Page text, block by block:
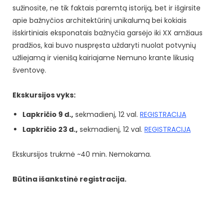
sužinosite, ne tik faktais paremtą istoriją, bet ir išgirsite
apie bažnyčios architektūrinį unikalumą bei kokiais
išskirtiniais eksponatais bažnyčia garsėjo iki XX amžiaus
pradžios, kai buvo nuspręsta uždaryti nuolat potvynių
užliejamą ir vienišą kairiajame Nemuno krante likusią
šventovę.
Ekskursijos vyks:
Lapkričio 9 d., sekmadienį, 12 val. REGISTRACIJA
Lapkričio 23 d., sekmadienį, 12 val. REGISTRACIJA
Ekskursijos trukmė ~40 min. Nemokama.
Būtina išankstinė registracija.